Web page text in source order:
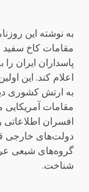
به نوشته این
مقامات کاخ سفید
پاسداران ایران
اعلام کند. این
به ارتش کشوری
مقامات آمریکایی
افسران
دولت‌های خارجی
گروه‌های شیعی
شناخت.